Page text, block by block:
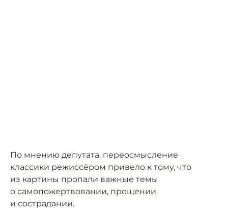
По мнению депутата, переосмысление
классики режиссёром привело к тому, что
из картины пропали важные темы
о самопожертвовании, прощении
и сострадании.